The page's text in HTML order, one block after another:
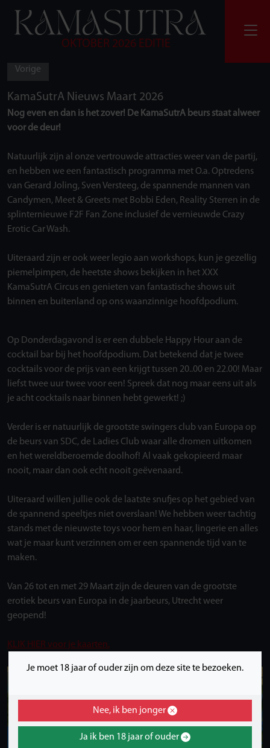
OKTOBER 2026 EDITIE
Vorige
KamaSutrA Nieuws Maart 2026
Nog even en dan is het zover! De KamaSutrA beurs staat alweer
voor de deur!
Natuurlijk zijn al onze vertrouwde attracties weer van de partij,
en hebben we een fantastisch programma met O.a. Optredens
van Gerard Joling, Sven Versteeg, de spannende mannen van
Candymen, Meet & Greets met Bobbi Eden, Reality Sterren in de
splinternieuwe F2F Fan Zone inclusief de vernieuwde Crazy
Erotic Car Wash.
Uiteraard zijn er ook weer legio aan workshops, kun je gezellig
piemelpimpen, de heetste shows bekijken in het XXX
KamaSutrA Circus en genieten van fantastische shows uit
binnen en buitenland op ons waanzinnige hoofdpodium.
Op Donderdagavond is er een dubbele Happy Hour aan de
cocktail bar bij het hoofdpodium. Dat betekend dat je twee
cocktails voor de prijs van een krijgt tussen 20..00 en 22.00! Maar
liefst twee uur twee voor een! Spreek dat nog maar eens uit als
je acht cocktails naar binnen hebt gewerkt! ;)
Verder is er natuurlijk de grootste swingers club van Europa op
de beurs van SDC, de Ladies Club waar alle dromen uitkomen
en het wereldberoemde doolhof! Al vaak gekopieerd maar
nooit, maar dan ook echt nooit geëvenaard.
Uiteraard willen jullie ook de laatste snufjes op het gebied van
de spannend speeltjes niet overslaan! We hebben weer tachtig
stands met de nieuwste toys voor hem en haar, lingerie en alles
wat je maar kunt verzinnen om er een spannende tijd van te
maken.
Van 26 tot en met 29 Maart zijn de deuren van de grootste
erotiek beurs van Europa in de jaarbeurs, Utrecht weer
geopend!
KLIK HIER voor je kaarten.
Je moet 18 jaar of ouder zijn om deze site te bezoeken.
Nee, ik ben jonger
Ja ik ben 18 jaar of ouder